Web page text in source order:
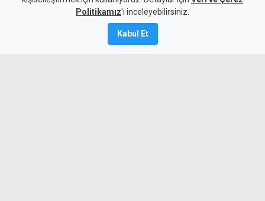
değil, KKTC'nin de geleceğine
ışık tutacak
Politikamız'ı inceleyebilirsiniz.
Kabul Et